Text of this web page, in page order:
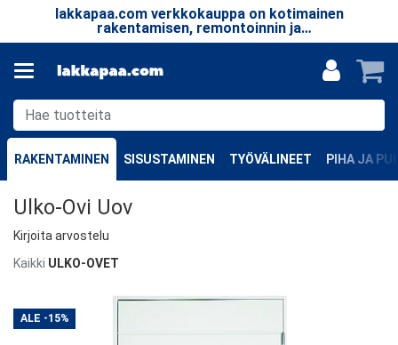
lakkapaa.com verkkokauppa on kotimainen
rakentamisen, remontoinnin ja
erikoistuotteiden verkkokauppa.
RAKENTAMINEN SISUSTAMINEN TYÖVÄLINEET PIHA JA
Ulko-Ovi Uov
Kirjoita arvostelu
Kaikki ULKO-OVET
ALE -15%